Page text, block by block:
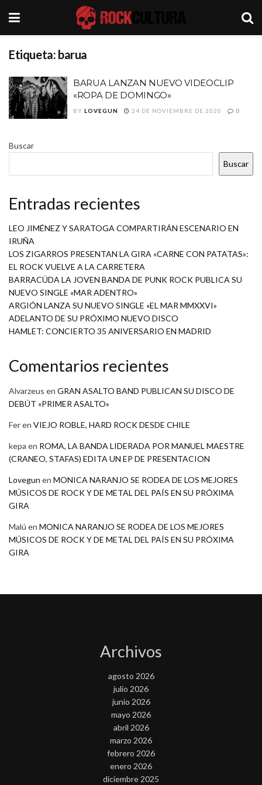
Etiqueta: barua
BARUA LANZAN NUEVO VIDEOCLIP
«ROPA DE DOMINGO»
BY LOVEGUN 24 DE NOVIEMBRE DE 2020 0
Buscar
Buscar
Entradas recientes
LEO JIMÉNEZ Y SARATOGA COMPARTIRÁN ESCENARIO EN
IRUÑA
LOS ZIGARROS PRESENTAN LA GIRA «CARNE CON PATATAS»:
EL ROCK VUELVE A LA CARRETERA
BARRACÜDA LA JOVEN BANDA DE PUNK ROCK PUBLICA SU
NUEVO SINGLE «MAR ADENTRO»
ARGIÓN LANZA SU NUEVO SINGLE «EL MAR MMXXVI»
ADELANTO DE SU PRÓXIMO NUEVO DISCO
HAMLET: CONCIERTO 35 ANIVERSARIO EN MADRID
Comentarios recientes
Alvarzeus en GRAN ASALTO BAND PUBLICAN SU DISCO DE
DEBÚT «PRIMER ASALTO»
Feren VIEJO ROBLE, HARD ROCK DESDE CHILE
kepa en ROMA, LA BANDA LIDERADA POR MANUEL MAESTRE
(CRANEO, STAFAS) EDITA UN EP DE PRESENTACION
Lovegun en MONICA NARANJO SE RODEA DE LOS MEJORES
MÚSICOS DE ROCK Y DE METAL DEL PAÍS EN SU PRÓXIMA
GIRA
Malú en MONICA NARANJO SE RODEA DE LOS MEJORES
MÚSICOS DE ROCK Y DE METAL DEL PAÍS EN SU PRÓXIMA
GIRA
Archivos
agosto 2026
julio 2026
junio 2026
mayo 2026
abril 2026
marzo 2026
febrero 2026
enero 2026
diciembre 2025